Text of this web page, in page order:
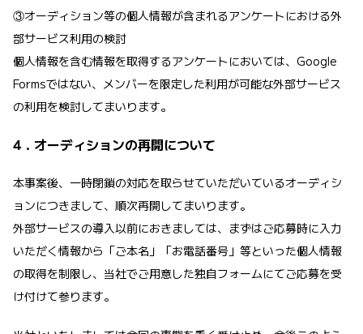
③オーディション等の個人情報が含まれるアンケートにおける外
部サービス利用の検討
個人情報を含む情報を取得するアンケートにおいては、Google
Formsではない、メンバーを限定した利用が可能な外部サービス
の利用を検討してまいります。
4．オーディションの再開について
本事案後、一時閉鎖の対応を取らせていただいているオーディシ
ョンにつきまして、順次再開してまいります。
外部サービスの導入以前におきましては、まずはご応募時に入力
いただく情報から「ご本名」「お電話番号」等といった個人情報
の取得を制限し、当社でご用意した独自フォームにてご応募を受
け付けて参ります。